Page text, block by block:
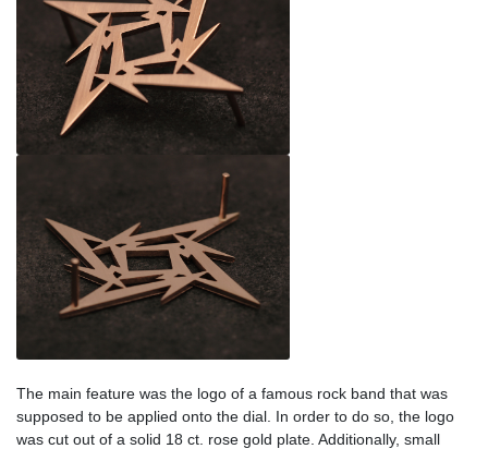
The main feature was the logo of a famous rock band that was
supposed to be applied onto the dial. In order to do so, the logo
was cut out of a solid 18 ct. rose gold plate. Additionally, small